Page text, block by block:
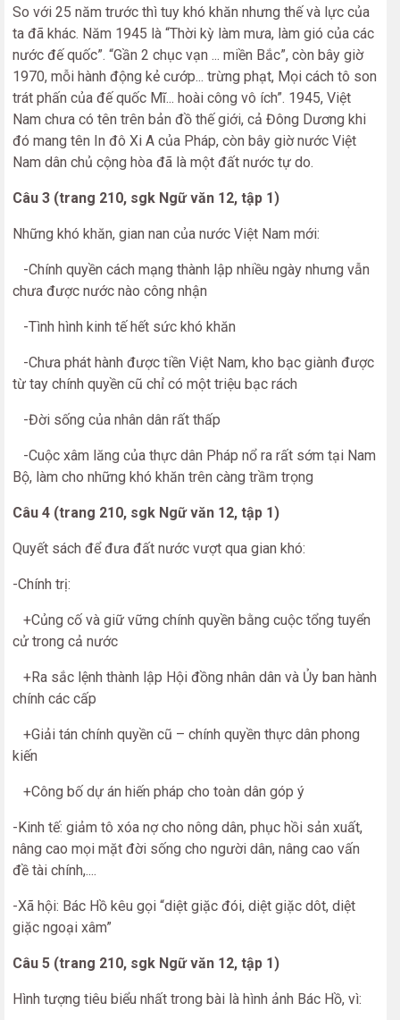
So với 25 năm trước thì tuy khó khăn nhưng thế và lực của
ta đã khác. Năm 1945 là “Thời kỳ làm mưa, làm gió của các
nước đế quốc”. “Gần 2 chục vạn ... miền Bắc”, còn bây giờ
1970, mỗi hành động kẻ cướp... trừng phạt, Mọi cách tô son
trát phấn của đế quốc Mĩ... hoài công vô ích”. 1945, Việt
Nam chưa có tên trên bản đồ thế giới, cả Đông Dương khi
đó mang tên In đô Xi A của Pháp, còn bây giờ nước Việt
Nam dân chủ cộng hòa đã là một đất nước tự do.
Câu 3 (trang 210, sgk Ngữ văn 12, tập 1)
Những khó khăn, gian nan của nước Việt Nam mới:
-Chính quyền cách mạng thành lập nhiều ngày nhưng vẫn
chưa được nước nào công nhận
-Tình hình kinh tế hết sức khó khăn
-Chưa phát hành được tiền Việt Nam, kho bạc giành được
từ tay chính quyền cũ chỉ có một triệu bạc rách
-Đời sống của nhân dân rất thấp
-Cuộc xâm lăng của thực dân Pháp nổ ra rất sớm tại Nam
Bộ, làm cho những khó khăn trên càng trầm trọng
Câu 4 (trang 210, sgk Ngữ văn 12, tập 1)
Quyết sách để đưa đất nước vượt qua gian khó:
-Chính trị:
+Củng cố và giữ vững chính quyền bằng cuộc tổng tuyển
cử trong cả nước
+Ra sắc lệnh thành lập Hội đồng nhân dân và Ủy ban hành
chính các cấp
+Giải tán chính quyền cũ – chính quyền thực dân phong
kiến
+Công bố dự án hiến pháp cho toàn dân góp ý
-Kinh tế: giảm tô xóa nợ cho nông dân, phục hồi sản xuất,
nâng cao mọi mặt đời sống cho người dân, nâng cao vấn
đề tài chính,....
-Xã hội: Bác Hồ kêu gọi “diệt giặc đói, diệt giặc dôt, diệt
giặc ngoại xâm”
Câu 5 (trang 210, sgk Ngữ văn 12, tập 1)
Hình tượng tiêu biểu nhất trong bài là hình ảnh Bác Hồ, vì: